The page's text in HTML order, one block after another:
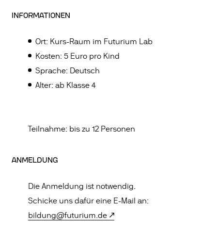
INFORMATIONEN
Ort: Kurs-Raum im Futurium Lab
Kosten: 5 Euro pro Kind
Sprache: Deutsch
Alter: ab Klasse 4
Teilnahme: bis zu 12 Personen
ANMELDUNG
Die Anmeldung ist notwendig.
Schicke uns dafür eine E-Mail an:
bildung@futurium.de